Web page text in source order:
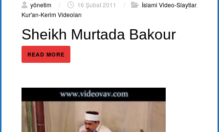
yönetim / 16 Şubat 2011 / İslami Video-Slaytlar,
Kur'an-Kerim Videoları
Sheikh Murtada Bakour
READ MORE